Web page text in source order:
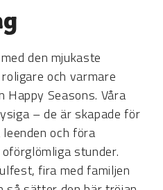
den mjukaste
och varmare
Happy Seasons. Våra
– de är skapade för
och föra
stunder.
fira med familjen